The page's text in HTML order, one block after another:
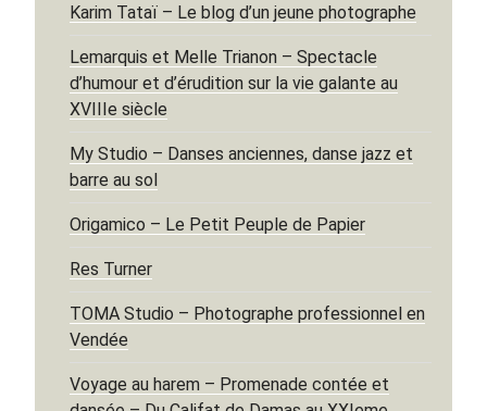
Karim Tataï – Le blog d’un jeune photographe
Lemarquis et Melle Trianon – Spectacle
d’humour et d’érudition sur la vie galante au
XVIIIe siècle
My Studio – Danses anciennes, danse jazz et
barre au sol
Origamico – Le Petit Peuple de Papier
Res Turner
TOMA Studio – Photographe professionnel en
Vendée
Voyage au harem – Promenade contée et